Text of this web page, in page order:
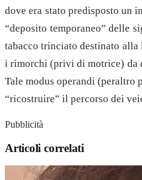
dove era stato predisposto un
“deposito temporaneo” delle
tabacco trinciato destinato
i rimorchi (privi di motrice) da
Tale modus operandi
“ricostruire” il percorso dei
Pubblicità
Articoli correlati